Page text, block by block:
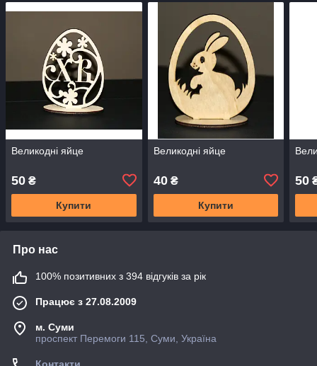
Великодні яйце
50 ₴
Купити
Великодні яйце
40₴
Купити
50
Про нас
100% позитивних з 394 відгуків за рік
Працює з 27.08.2009
м. Суми
проспект Перемоги 115, Суми, Україна